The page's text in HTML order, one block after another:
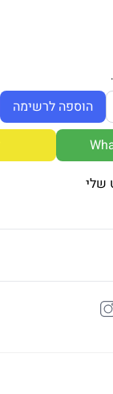
הוספה לרשימה
שלי